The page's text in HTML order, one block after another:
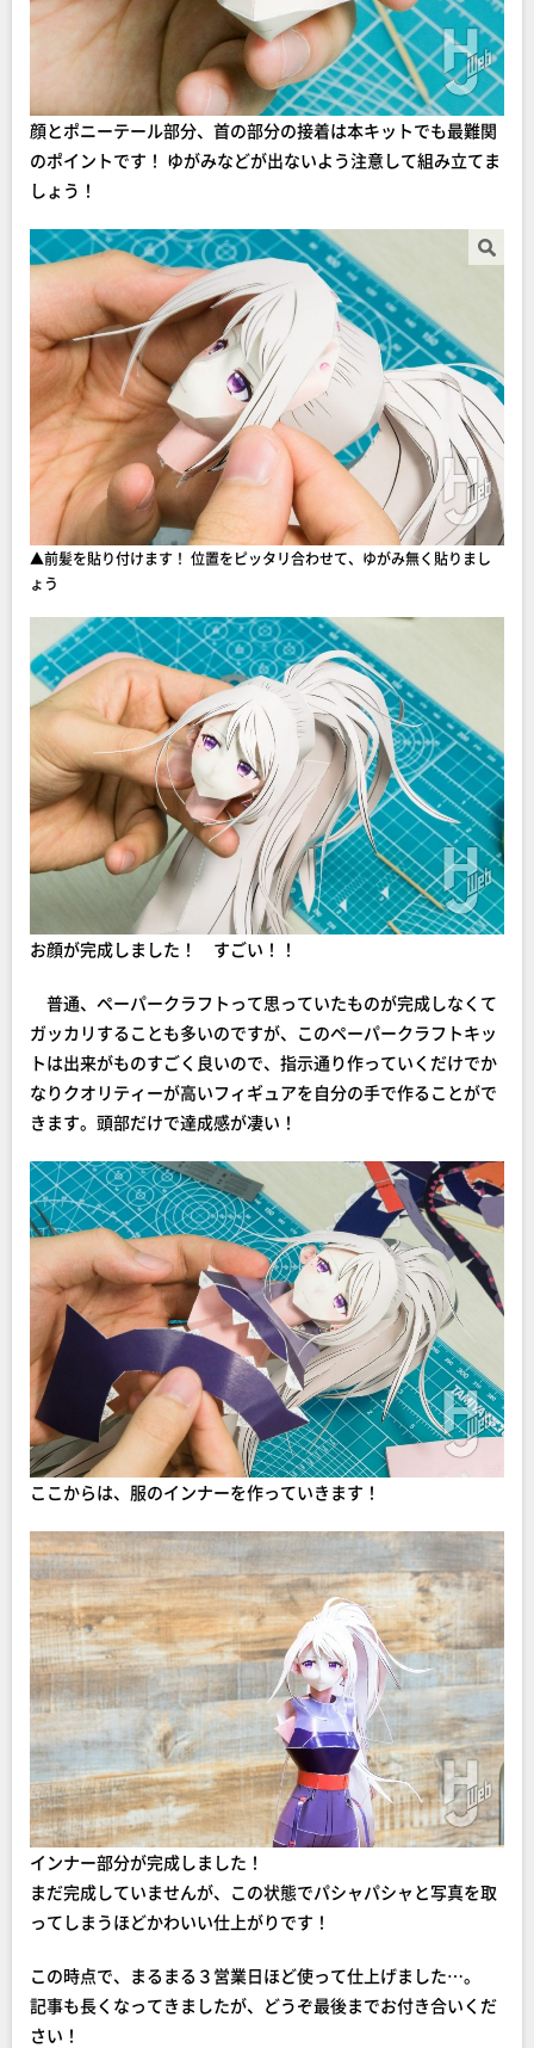
顔とポニーテール部分、首の部分の接着は本キットでも最難関
のポイントです！ ゆがみなどが出ないよう注意して組み立てま
しょう！
▲前髪を貼り付けます！ 位置をピッタリ合わせて、ゆがみ無く貼りまし
ょう
お顔が完成しました！ すごい！！
普通、ペーパークラフトって思っていたものが完成しなくて
ガッカリすることも多いのですが、このペーパークラフトキッ
トは出来がものすごく良いので、指示通り作っていくだけでか
なりクオリティーが高いフィギュアを自分の手で作ることがで
きます。頭部だけで達成感が凄い！
ここからは、服のインナーを作っていきます！
インナー部分が完成しました！
まだ完成していませんが、この状態でパシャパシャと写真を取
ってしまうほどかわいい仕上がりです！
この時点で、まるまる３営業日ほど使って仕上げました…。
記事も長くなってきましたが、どうぞ最後までお付き合いくだ
さい！